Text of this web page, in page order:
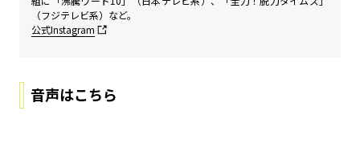
（フジテレビ系）など。
公式Instagram
音声はこちら